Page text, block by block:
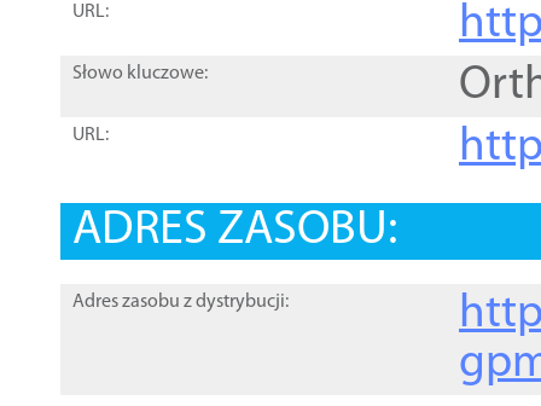
URL:
Słowo kluczowe:
URL:
ADRES ZASOBU:
Adres zasobu z dystrybucji: